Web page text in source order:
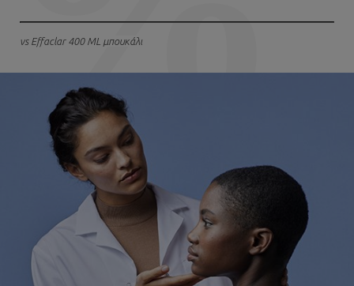
vs Effaclar 400 ML μπουκάλι